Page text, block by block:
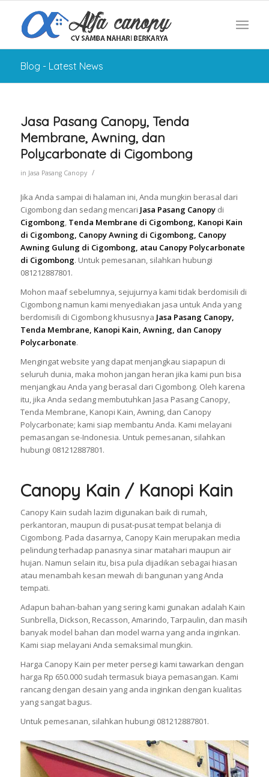
Blog - Latest News
Jasa Pasang Canopy, Tenda
Membrane, Awning, dan
Polycarbonate di Cigombong
in Jasa Pasang Canopy /
Jika Anda sampai di halaman ini, Anda mungkin berasal dari
Cigombong dan sedang mencari Jasa Pasang Canopy di
Cigombong, Tenda Membrane di Cigombong, Kanopi Kain
di Cigombong, Canopy Awning di Cigombong, Canopy
Awning Gulung di Cigombong, atau Canopy Polycarbonate
di Cigombong. Untuk pemesanan, silahkan hubungi
081212887801.
Mohon maaf sebelumnya, sejujurnya kami tidak berdomisili di
Cigombong namun kami menyediakan jasa untuk Anda yang
berdomisili di Cigombong khususnya Jasa Pasang Canopy,
Tenda Membrane, Kanopi Kain, Awning, dan Canopy
Polycarbonate.
Mengingat website yang dapat menjangkau siapapun di
seluruh dunia, maka mohon jangan heran jika kami pun bisa
menjangkau Anda yang berasal dari Cigombong. Oleh karena
itu, jika Anda sedang membutuhkan Jasa Pasang Canopy,
Tenda Membrane, Kanopi Kain, Awning, dan Canopy
Polycarbonate; kami siap membantu Anda. Kami melayani
pemasangan se-Indonesia. Untuk pemesanan, silahkan
hubungi 081212887801.
Canopy Kain / Kanopi Kain
Canopy Kain sudah lazim digunakan baik di rumah,
perkantoran, maupun di pusat-pusat tempat belanja di
Cigombong. Pada dasarnya, Canopy Kain merupakan media
pelindung terhadap panasnya sinar matahari maupun air
hujan. Namun selain itu, bisa pula dijadikan sebagai hiasan
atau menambah kesan mewah di bangunan yang Anda
tempati.
Adapun bahan-bahan yang sering kami gunakan adalah Kain
Sunbrella, Dickson, Recasson, Amarindo, Tarpaulin, dan masih
banyak model bahan dan model warna yang anda inginkan.
Kami siap melayani Anda semaksimal mungkin.
Harga Canopy Kain per meter persegi kami tawarkan dengan
harga Rp 650.000 sudah termasuk biaya pemasangan. Kami
rancang dengan desain yang anda inginkan dengan kualitas
yang sangat bagus.
Untuk pemesanan, silahkan hubungi 081212887801.